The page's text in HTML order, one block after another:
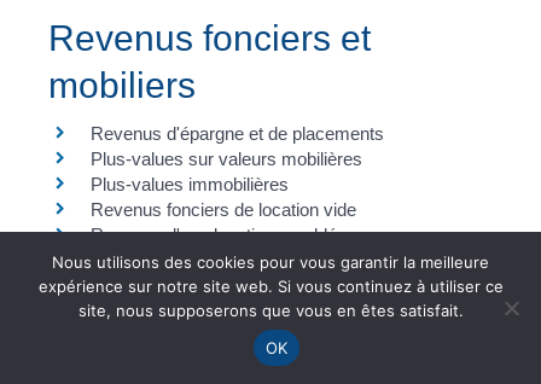
Revenus fonciers et
mobiliers
Revenus d'épargne et de placements
Plus-values sur valeurs mobilières
Plus-values immobilières
Revenus fonciers de location vide
Revenus d'une location meublée
Services en ligne et formulaires
Nous utilisons des cookies pour vous garantir la meilleure
expérience sur notre site web. Si vous continuez à utiliser ce
site, nous supposerons que vous en êtes satisfait.
OK